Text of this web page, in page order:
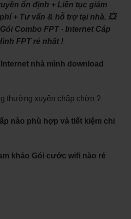
ổn định + Liên tục giảm
+ Tư vấn & hỗ trợ tại nhà. 💥
Combo FPT · ‎Internet Cáp
FPT rẻ nhất !
nhà mình download
thường xuyên chập chờn ?
nào phù hợp và tiết kiệm chi
khảo Gói cước wifi nào rẻ